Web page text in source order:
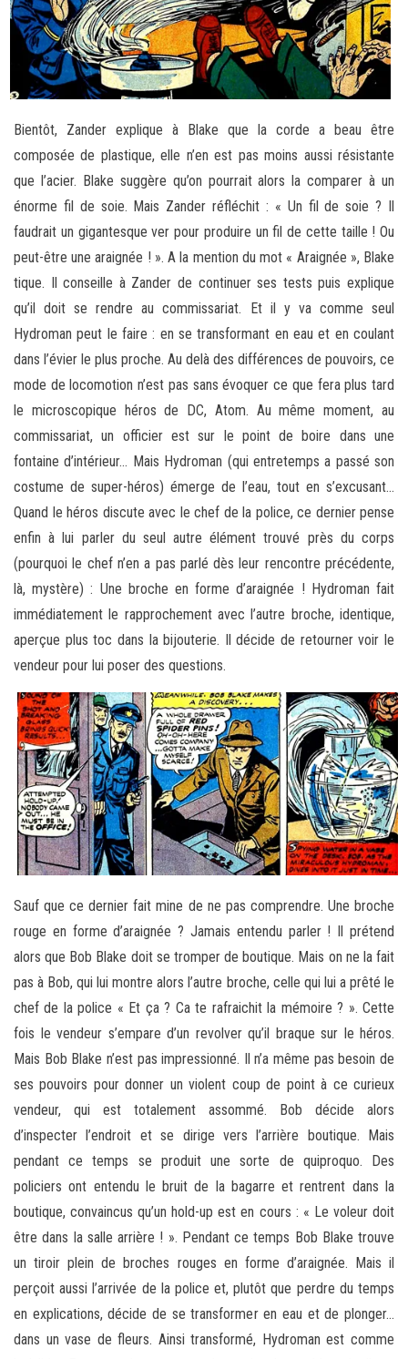
Bientôt, Zander explique à Blake que la corde a beau être
composée de plastique, elle n’en est pas moins aussi résistante
que l’acier. Blake suggère qu’on pourrait alors la comparer à un
énorme fil de soie. Mais Zander réfléchit : « Un fil de soie ? Il
faudrait un gigantesque ver pour produire un fil de cette taille ! Ou
peut-être une araignée ! ». A la mention du mot « Araignée », Blake
tique. Il conseille à Zander de continuer ses tests puis explique
qu’il doit se rendre au commissariat. Et il y va comme seul
Hydroman peut le faire : en se transformant en eau et en coulant
dans l’évier le plus proche. Au delà des différences de pouvoirs, ce
mode de locomotion n’est pas sans évoquer ce que fera plus tard
le microscopique héros de DC, Atom. Au même moment, au
commissariat, un officier est sur le point de boire dans une
fontaine d’intérieur… Mais Hydroman (qui entretemps a passé son
costume de super-héros) émerge de l’eau, tout en s’excusant…
Quand le héros discute avec le chef de la police, ce dernier pense
enfin à lui parler du seul autre élément trouvé près du corps
(pourquoi le chef n’en a pas parlé dès leur rencontre précédente,
là, mystère) : Une broche en forme d’araignée ! Hydroman fait
immédiatement le rapprochement avec l’autre broche, identique,
aperçue plus toc dans la bijouterie. Il décide de retourner voir le
vendeur pour lui poser des questions.
Sauf que ce dernier fait mine de ne pas comprendre. Une broche
rouge en forme d’araignée ? Jamais entendu parler ! Il prétend
alors que Bob Blake doit se tromper de boutique. Mais on ne la fait
pas à Bob, qui lui montre alors l’autre broche, celle qui lui a prêté le
chef de la police « Et ça ? Ca te rafraichit la mémoire ? ». Cette
fois le vendeur s’empare d’un revolver qu’il braque sur le héros.
Mais Bob Blake n’est pas impressionné. Il n’a même pas besoin de
ses pouvoirs pour donner un violent coup de point à ce curieux
vendeur, qui est totalement assommé. Bob décide alors
d’inspecter l’endroit et se dirige vers l’arrière boutique. Mais
pendant ce temps se produit une sorte de quiproquo. Des
policiers ont entendu le bruit de la bagarre et rentrent dans la
boutique, convaincus qu’un hold-up est en cours : « Le voleur doit
être dans la salle arrière ! ». Pendant ce temps Bob Blake trouve
un tiroir plein de broches rouges en forme d’araignée. Mais il
perçoit aussi l’arrivée de la police et, plutôt que perdre du temps
en explications, décide de se transformer en eau et de plonger…
dans un vase de fleurs. Ainsi transformé, Hydroman est comme